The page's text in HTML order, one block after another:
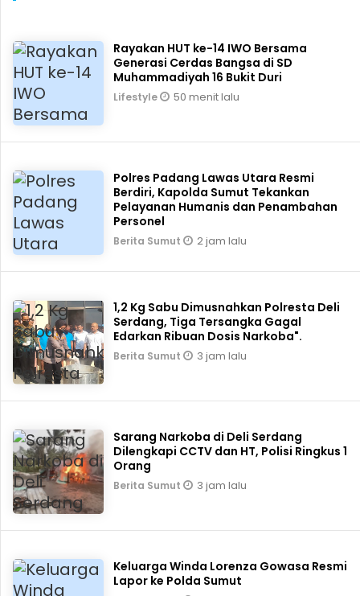
Rayakan HUT ke-14 IWO Bersama
Generasi Cerdas Bangsa di SD
Muhammadiyah 16 Bukit Duri
Lifestyle 50 menit lalu
Polres Padang Lawas Utara Resmi
Berdiri, Kapolda Sumut Tekankan
Pelayanan Humanis dan Penambahan
Personel
Berita Sumut 2 jam lalu
1,2 Kg Sabu Dimusnahkan Polresta Deli
Serdang, Tiga Tersangka Gagal
Edarkan Ribuan Dosis Narkoba".
Berita Sumut 3 jam lalu
Sarang Narkoba di Deli Serdang
Dilengkapi CCTV dan HT, Polisi Ringkus 1
Orang
Berita Sumut 3 jam lalu
Keluarga Winda Lorenza Gowasa Resmi
Lapor ke Polda Sumut